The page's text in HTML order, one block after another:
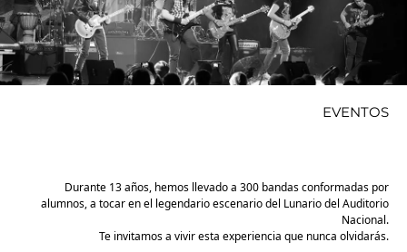
EVENTOS
Durante 13 años, hemos llevado a 300 bandas conformadas por
alumnos, a tocar en el legendario escenario del Lunario del Auditorio
Nacional.
Te invitamos a vivir esta experiencia que nunca olvidarás.